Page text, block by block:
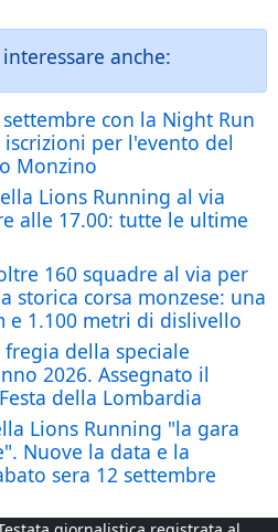
anche:
con la Night Run
per l'evento del
Monzino
Lions Running al via
alle 17.00: tutte le ultime
160 squadre al via per
storica corsa monzese: una
e 1.100 metri di dislivello
della speciale
2026. Assegnato il
della Lombardia
Lions Running "la gara
Nuove la data e la
sera 12 settembre